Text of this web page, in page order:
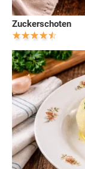
Zuckerschoten